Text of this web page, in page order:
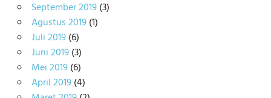
September 2019(3)
Agustus 2019(1)
Juli 2019(6)
Juni 2019(3)
Mei 2019(6)
April 2019(4)